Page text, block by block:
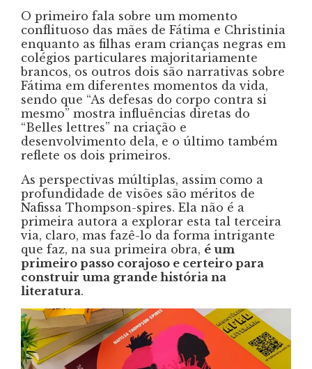
O primeiro fala sobre um momento
conflituoso das mães de Fátima e Christinia
enquanto as filhas eram crianças negras em
colégios particulares majoritariamente
brancos, os outros dois são narrativas sobre
Fátima em diferentes momentos da vida,
sendo que “As defesas do corpo contra si
mesmo” mostra influências diretas do
“Belles lettres” na criação e
desenvolvimento dela, e o último também
reflete os dois primeiros.
As perspectivas múltiplas, assim como a
profundidade de visões são méritos de
Nafissa Thompson-spires. Ela não é a
primeira autora a explorar esta tal terceira
via, claro, mas fazê-lo da forma intrigante
que faz, na sua primeira obra, é um
primeiro passo corajoso e certeiro para
construir uma grande história na
literatura.